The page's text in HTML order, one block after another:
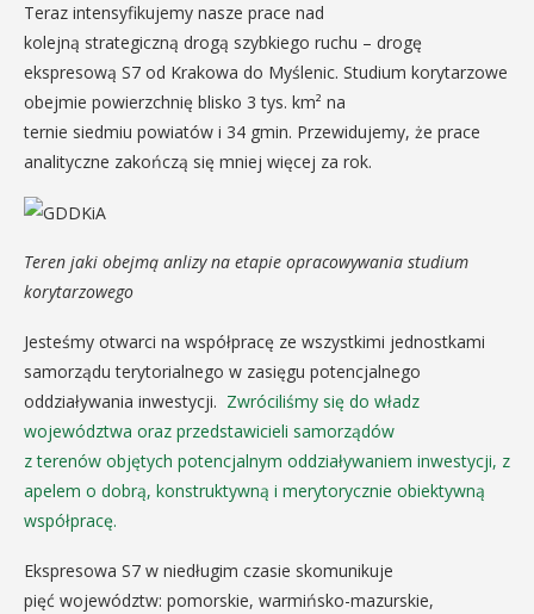
Teraz intensyfikujemy nasze prace nad
kolejną strategiczną drogą szybkiego ruchu – drogę
ekspresową S7 od Krakowa do Myślenic. Studium korytarzowe
obejmie powierzchnię blisko 3 tys. km² na
ternie siedmiu powiatów i 34 gmin. Przewidujemy, że prace
analityczne zakończą się mniej więcej za rok.
Teren jaki obejmą anlizy na etapie opracowywania studium
korytarzowego
Jesteśmy otwarci na współpracę ze wszystkimi jednostkami
samorządu terytorialnego w zasięgu potencjalnego
oddziaływania inwestycji. Zwróciliśmy się do władz
województwa oraz przedstawicieli samorządów
z terenów objętych potencjalnym oddziaływaniem inwestycji, z
apelem o dobrą, konstruktywną i merytorycznie obiektywną
współpracę.
Ekspresowa S7 w niedługim czasie skomunikuje
pięć województw: pomorskie, warmińsko-mazurskie,